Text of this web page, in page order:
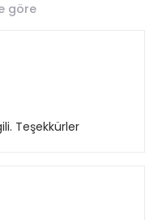
göre
Teşekkürler